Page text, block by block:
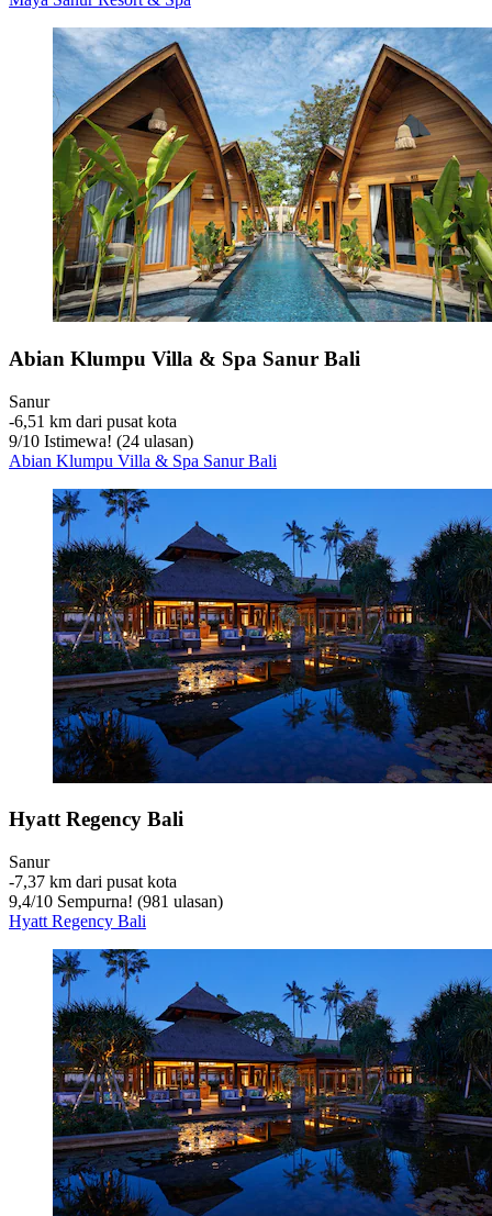
Abian Klumpu Villa & Spa Sanur Bali
Sanur
‐6,51 km dari pusat kota
9/10 Istimewa! (24 ulasan)
Abian Klumpu Villa & Spa Sanur Bali
Hyatt Regency Bali
Sanur
‐7,37 km dari pusat kota
9,4/10 Sempurna! (981 ulasan)
Hyatt Regency Bali